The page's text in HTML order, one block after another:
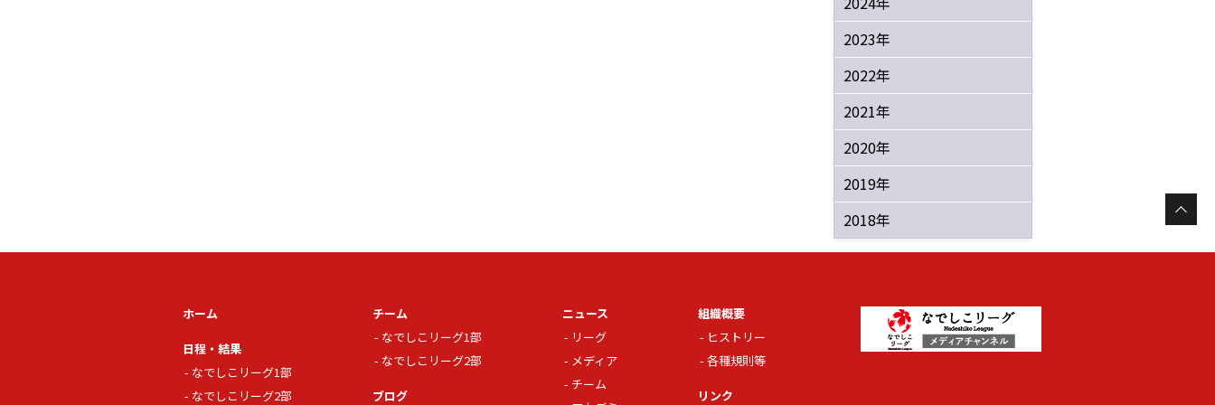
2023年
2022年
2021年
2020年
2019年
2018年
ホーム
日程・結果
なでしこリーグ1部
なでしこリーグ2部
チーム
なでしこリーグ1部
なでしこリーグ2部
ブログ
ニュース
リーグ
メディア
チーム
組織概要
ヒストリー
各種規則等
リンク